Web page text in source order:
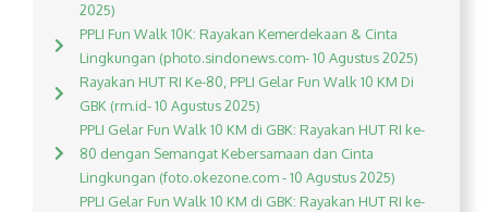
2025)
PPLI Fun Walk 10K: Rayakan Kemerdekaan & Cinta
Lingkungan (photo.sindonews.com- 10 Agustus 2025)
Rayakan HUT RI Ke-80, PPLI Gelar Fun Walk 10 KM Di
GBK (rm.id- 10 Agustus 2025)
PPLI Gelar Fun Walk 10 KM di GBK: Rayakan HUT RI ke-
80 dengan Semangat Kebersamaan dan Cinta
Lingkungan (foto.okezone.com - 10 Agustus 2025)
PPLI Gelar Fun Walk 10 KM di GBK: Rayakan HUT RI ke-